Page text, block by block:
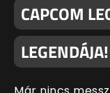
CAPCOM
LEGENDÁJA!